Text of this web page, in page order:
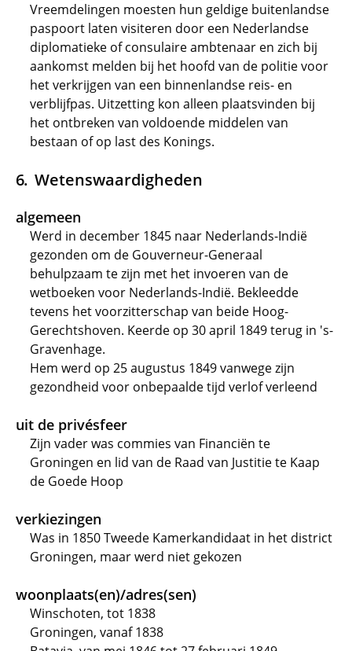
Vreemdelingen moesten hun geldige buitenlandse
paspoort laten visiteren door een Nederlandse
diplomatieke of consulaire ambtenaar en zich bij
aankomst melden bij het hoofd van de politie voor
het verkrijgen van een binnenlandse reis- en
verblijfpas. Uitzetting kon alleen plaatsvinden bij
het ontbreken van voldoende middelen van
bestaan of op last des Konings.
Wetenswaardigheden
algemeen
Werd in december 1845 naar Nederlands-Indië
gezonden om de Gouverneur-Generaal
behulpzaam te zijn met het invoeren van de
wetboeken voor Nederlands-Indië. Bekleedde
tevens het voorzitterschap van beide Hoog-
Gerechtshoven. Keerde op 30 april 1849 terug in 's-
Gravenhage.
Hem werd op 25 augustus 1849 vanwege zijn
gezondheid voor onbepaalde tijd verlof verleend
uit de privésfeer
Zijn vader was commies van Financiën te
Groningen en lid van de Raad van Justitie te Kaap
de Goede Hoop
verkiezingen
Was in 1850 Tweede Kamerkandidaat in het district
Groningen, maar werd niet gekozen
woonplaats(en)/adres(sen)
Winschoten, tot 1838
Groningen, vanaf 1838